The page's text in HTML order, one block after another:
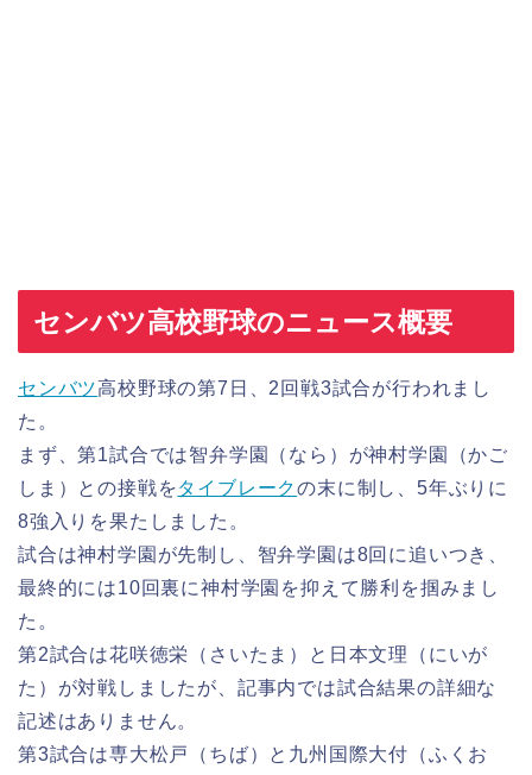
センバツ高校野球のニュース概要
センバツ高校野球の第7日、2回戦3試合が行われまし
た。
まず、第1試合では智弁学園（なら）が神村学園（かご
しま）との接戦をタイブレークの末に制し、5年ぶりに
8強入りを果たしました。
試合は神村学園が先制し、智弁学園は8回に追いつき、
最終的には10回裏に神村学園を抑えて勝利を掴みまし
た。
第2試合は花咲徳栄（さいたま）と日本文理（にいが
た）が対戦しましたが、記事内では試合結果の詳細な
記述はありません。
第3試合は専大松戸（ちば）と九州国際大付（ふくお